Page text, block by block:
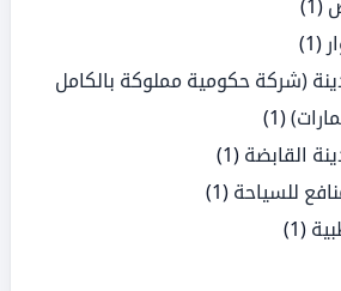
(1)
(1)
(شركة حكومية مملوكة بالكامل
(1)
القابضة (1)
للسياحة (1)
(1)